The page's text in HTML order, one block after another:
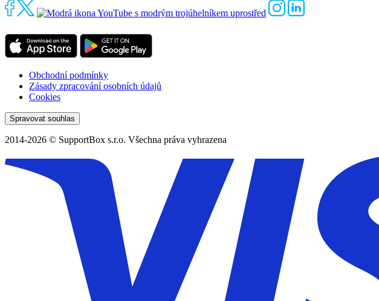
Obchodní podmínky
Zásady zpracování osobních údajů
Cookies
Spravovat souhlas
2014-2026 © SupportBox s.r.o. Všechna práva vyhrazena